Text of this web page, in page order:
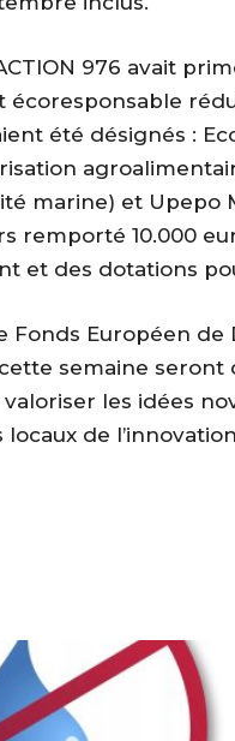
976 avait
été désignés :
marine) et
remporté 10.000
et des dotations
Fonds Européen
semaine seront
les idées
de l’innovation